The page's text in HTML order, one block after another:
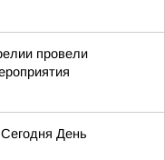
провели
День